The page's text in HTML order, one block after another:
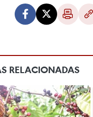
RELACIONADAS